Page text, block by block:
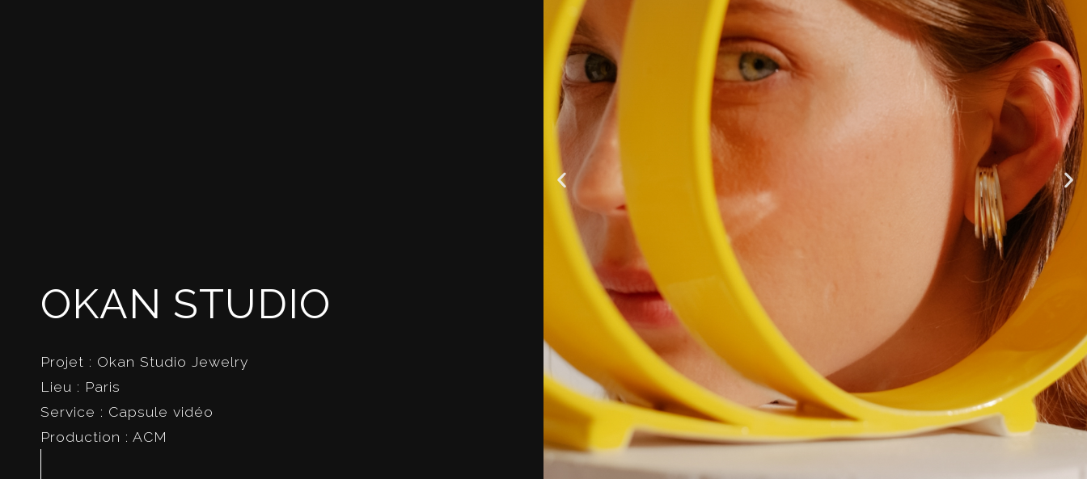
OKAN STUDIO
Projet : Okan Studio Jewelry
Lieu : Paris
Service : Capsule vidéo
Production : ACM